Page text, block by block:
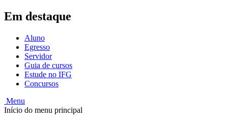
Em destaque
Aluno
Egresso
Servidor
Guia de cursos
Estude no IFG
Concursos
Menu
Início do menu principal